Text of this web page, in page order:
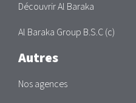
Découvrir Al Baraka
Al Baraka Group B.S.C (c)
Autres
Nos agences